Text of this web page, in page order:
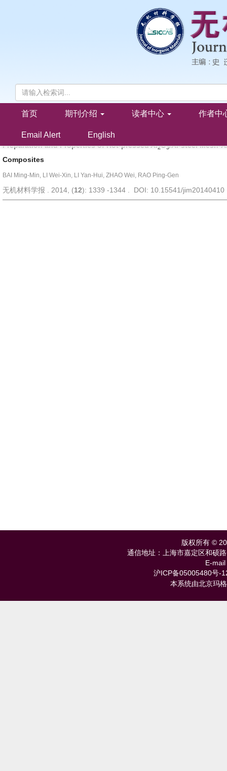
首页 期刊介绍 读者中心 作者中
Email Alert English
热压烧结Al /Al-steel Mesh-Al 层状复合材料的制备和性能
白明敏, 李伟信, 李艳辉, 赵 威, 饶平根
Preparation and Properties of Hot-pressed Al2O3/Al-steel Mesh-
Composites
BAI Ming-Min, LI Wei-Xin, LI Yan-Hui, ZHAO Wei, RAO Ping-Gen
无机材料学报 . 2014, (12): 1339 -1344 . DOI: 10.15541/jim20140410
版权所有 ©
通信地址：上海市嘉定区和硕
E-
沪ICP备05005480号-
本系统由北京玛